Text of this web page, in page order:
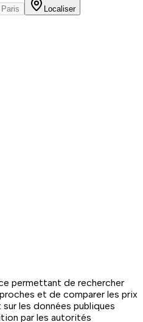
Localiser
permettant de rechercher
et de comparer les prix
les données publiques
par les autorités